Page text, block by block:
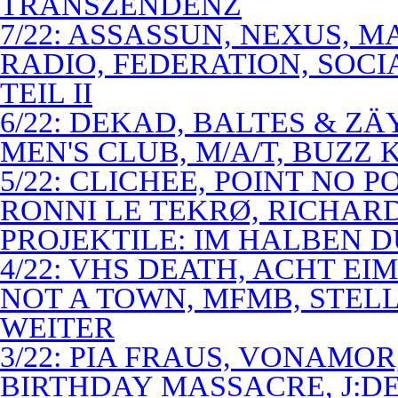
7/22: ASSASSUN, NEXUS,
RADIO, FEDERATION,
TEIL II
6/22: DEKAD, BALTES &
MEN'S CLUB, M/A/T, BUZZ
5/22: CLICHEE, POINT NO
RONNI LE TEKRØ,
PROJEKTILE: IM HALBEN
4/22: VHS DEATH, ACHT
NOT A TOWN, MFMB,
WEITER
3/22: PIA FRAUS,
BIRTHDAY MASSACRE,